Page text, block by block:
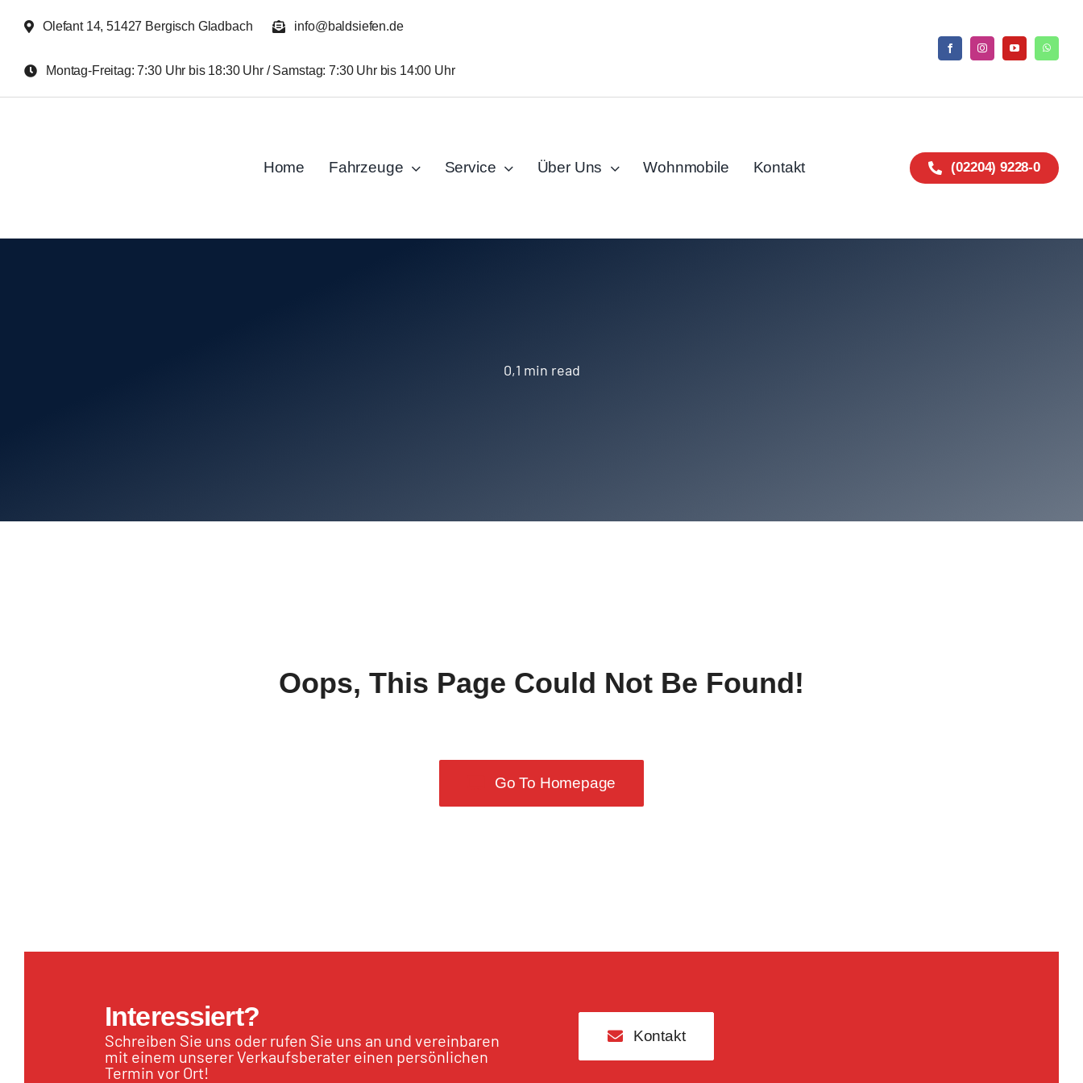
Inhalt
Olefant 14, 51427 Bergisch Gladbach info@baldsiefen.de
Montag-Freitag: 7:30 Uhr bis 18:30 Uhr / Samstag: 7:30 Uhr bis 14:00 Uhr
Home Fahrzeuge Service Über Uns Wohnmobile Kontakt (02204) 9228-0
0,1 min read
Oops, This Page Could Not Be Found!
Go To Homepage
Interessiert?
Schreiben Sie uns oder rufen Sie uns an und vereinbaren
mit einem unserer Verkaufsberater einen persönlichen
Termin vor Ort!
Kontakt